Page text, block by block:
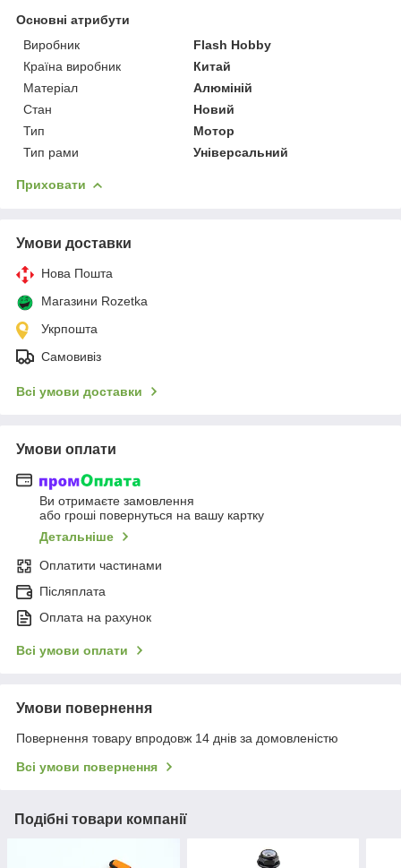
Основні атрибути
Виробник
Flash Hobby
Країна виробник
Китай
Матеріал
Алюміній
Стан
Новий
Тип
Мотор
Тип рами
Універсальний
Приховати
Умови доставки
Нова Пошта
Магазини Rozetka
Укрпошта
Самовивіз
Всі умови доставки
Умови оплати
Ви отримаєте замовлення
або гроші повернуться на вашу картку
Детальніше
Оплатити частинами
Післяплата
Оплата на рахунок
Всі умови оплати
Умови повернення
Повернення товару впродовж 14 днів за домовленістю
Всі умови повернення
Подібні товари компанії